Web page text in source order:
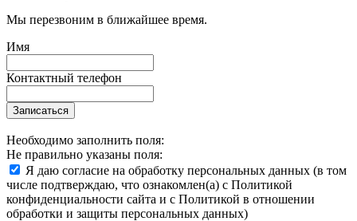
Мы перезвоним в ближайшее время.
Имя
Контактный телефон
Записаться
Необходимо заполнить поля:
Не правильно указаны поля:
Я даю согласие на обработку персональных данных (в том
числе подтверждаю, что ознакомлен(а) с Политикой
конфиденциальности сайта и с Политикой в отношении
обработки и защиты персональных данных)